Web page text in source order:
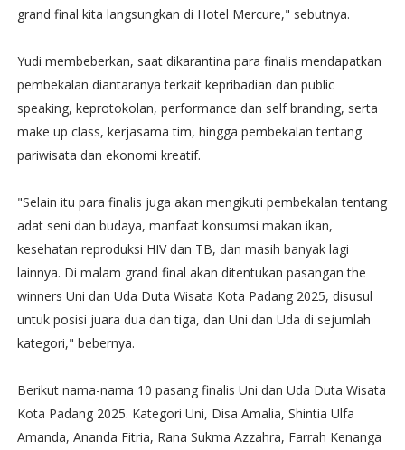
grand final kita langsungkan di Hotel Mercure," sebutnya.
Yudi membeberkan, saat dikarantina para finalis mendapatkan
pembekalan diantaranya terkait kepribadian dan public
speaking, keprotokolan, performance dan self branding, serta
make up class, kerjasama tim, hingga pembekalan tentang
pariwisata dan ekonomi kreatif.
"Selain itu para finalis juga akan mengikuti pembekalan tentang
adat seni dan budaya, manfaat konsumsi makan ikan,
kesehatan reproduksi HIV dan TB, dan masih banyak lagi
lainnya. Di malam grand final akan ditentukan pasangan the
winners Uni dan Uda Duta Wisata Kota Padang 2025, disusul
untuk posisi juara dua dan tiga, dan Uni dan Uda di sejumlah
kategori," bebernya.
Berikut nama-nama 10 pasang finalis Uni dan Uda Duta Wisata
Kota Padang 2025. Kategori Uni, Disa Amalia, Shintia Ulfa
Amanda, Ananda Fitria, Rana Sukma Azzahra, Farrah Kenanga